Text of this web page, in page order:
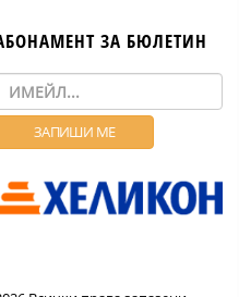
ЗА БЮЛЕТИН